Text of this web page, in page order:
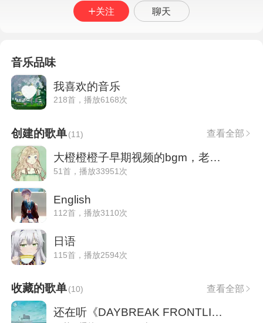
关注 聊天
音乐品味
我喜欢的音乐
218首，播放6168次
创建的歌单(11) 查看全部
大橙橙橙子早期视频的bgm，老粉丝的最爱
51首，播放33951次
English
112首，播放3110次
日语
115首，播放2594次
收藏的歌单(10) 查看全部
还在听《DAYBREAK FRONTLINE》吗|时光雷达